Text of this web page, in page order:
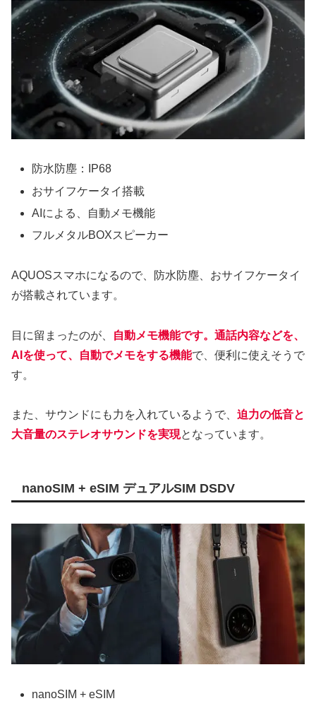
防水防塵：IP68
おサイフケータイ搭載
AIによる、自動メモ機能
フルメタルBOXスピーカー
AQUOSスマホになるので、防水防塵、おサイフケータイ
が搭載されています。
目に留まったのが、
自動メモ機能です。通話内容などを、
AIを使って、自動でメモをする機能で、便利に使えそうで
す。
また、サウンドにも力を入れているようで、 迫力の低音と
大音量のステレオサウンドを実現となっています。
nanoSIM + eSIM デュアルSIM DSDV
nanoSIM + eSIM